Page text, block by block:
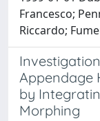
Francesco;
Riccardo;
Appendage
by
Morphing